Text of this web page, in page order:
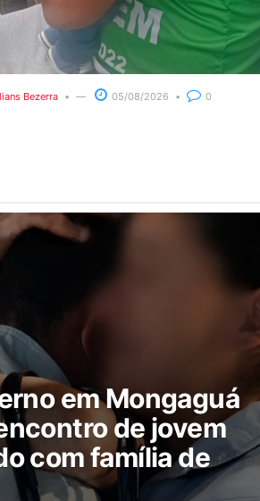
Bezerra 05/08/2026 0
em Mongaguá
de jovem
com família de